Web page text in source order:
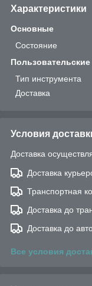
Характеристики
Основные
Состояние
Пользовательские
Тип инструмента
Доставка
Условия
Доставка
Доставка
Транспортная
Доставка до
Доставка до
Все условия